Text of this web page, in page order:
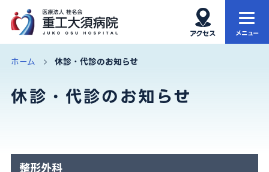
ホーム
当院の特徴
外来
健康診断
ホーム 休診・代診のお知らせ
休診・代診のお知らせ
整形外科